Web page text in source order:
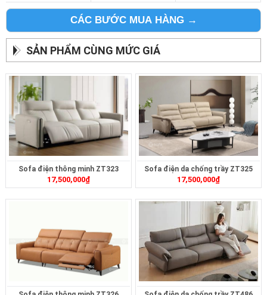
CÁC BƯỚC MUA HÀNG →
SẢN PHẨM CÙNG MỨC GIÁ
Sofa điện thông minh ZT323
17,500,000₫
Sofa điện da chống trầy ZT325
17,500,000₫